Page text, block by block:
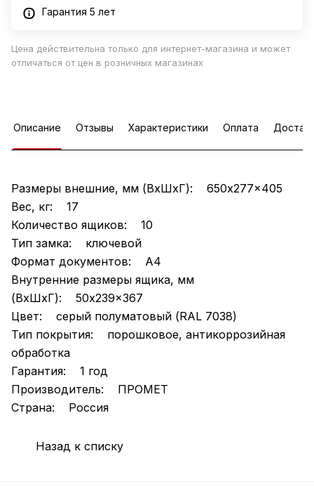
Гарантия 5 лет
Цена действительна только для интернет-магазина и может
отличаться от цен в розничных магазинах
Описание Отзывы Характеристики Оплата
Размеры внешние, мм (ВхШхГ): 650x277x405
Вес, кг: 17
Количество ящиков: 10
Тип замка: ключевой
Формат документов: А4
Внутренние размеры ящика, мм
(ВхШхГ): 50x239x367
Цвет: серый полуматовый (RAL 7038)
Тип покрытия: порошковое, антикоррозийная
обработка
Гарантия: 1 год
Производитель: ПРОМЕТ
Страна: Россия
Назад к списку